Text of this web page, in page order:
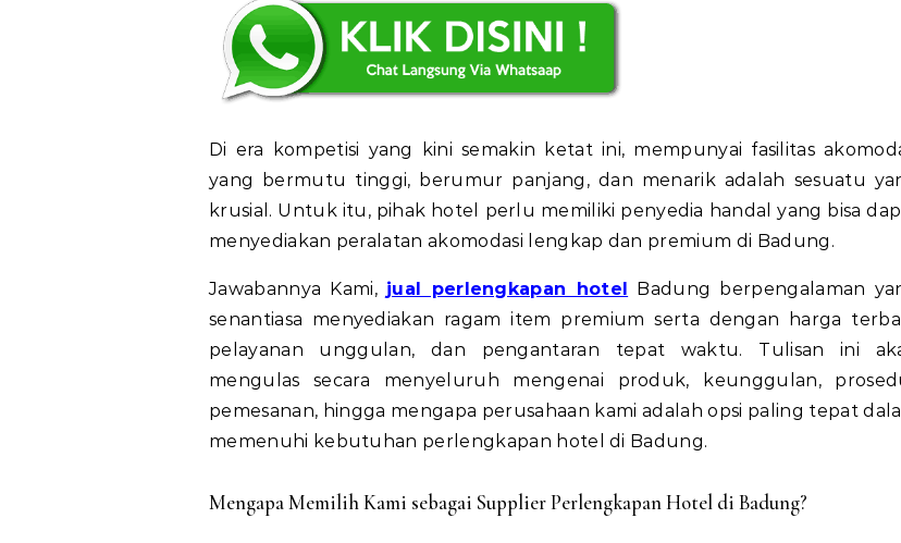
Di era kompetisi yang kini semakin ketat ini, mempunyai fasilitas
yang bermutu tinggi, berumur panjang, dan menarik adalah sesuatu
krusial. Untuk itu, pihak hotel perlu memiliki penyedia handal yang bisa
menyediakan peralatan akomodasi lengkap dan premium di Badung.
Jawabannya Kami, jual perlengkapan hotel Badung berpengalaman
senantiasa menyediakan ragam item premium serta dengan harga
pelayanan unggulan, dan pengantaran tepat waktu. Tulisan ini
mengulas secara menyeluruh mengenai produk, keunggulan,
pemesanan, hingga mengapa perusahaan kami adalah opsi paling tepat
memenuhi kebutuhan perlengkapan hotel di Badung.
Mengapa Memilih Kami sebagai Supplier Perlengkapan Hotel di Badung?